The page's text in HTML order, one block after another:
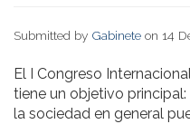
Submitted by Gabinete on 14
El I Congreso
tiene un objetivo
la sociedad en general